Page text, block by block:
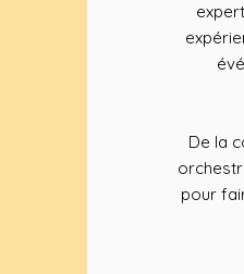
De la
pour